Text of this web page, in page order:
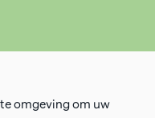
omgeving om uw